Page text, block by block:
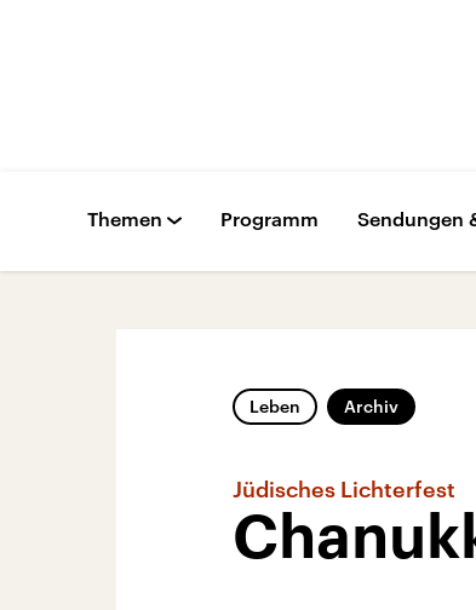
Themen Programm Sendungen
Leben Archiv
Jüdisches Lichterfest